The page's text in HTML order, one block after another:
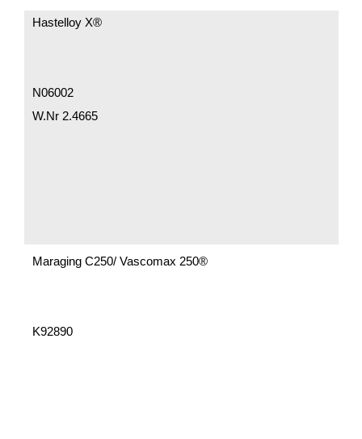
Hastelloy X®
N06002
W.Nr 2.4665
Maraging C250/ Vascomax 250®
K92890